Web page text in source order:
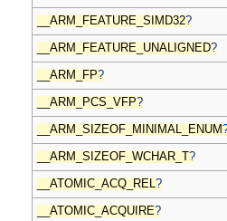
__ARM_FEATURE_SIMD32?
__ARM_FEATURE_UNALIGNED?
__ARM_FP?
__ARM_PCS_VFP?
__ARM_SIZEOF_MINIMAL_ENUM
__ARM_SIZEOF_WCHAR_T?
__ATOMIC_ACQ_REL?
__ATOMIC_ACQUIRE?